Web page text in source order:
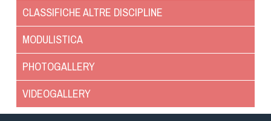
CLASSIFICHE ALTRE DISCIPLINE
MODULISTICA
PHOTOGALLERY
VIDEOGALLERY
Sheepdog
Sport acquatici
Freestyle